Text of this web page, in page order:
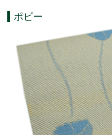
ポピー